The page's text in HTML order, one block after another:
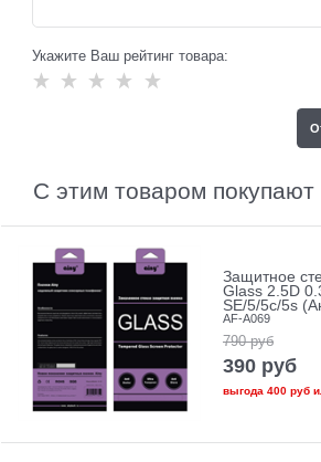
Укажите Ваш рейтинг товара:
С этим товаром покупают
Защитное
Glass 2.5D
SE/5/5c/5s
AF-A069
790 руб
390 руб
выгода 400 руб